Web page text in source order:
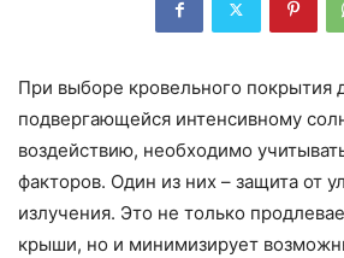
При выборе кровельного покрытия
подвергающейся интенсивному
воздействию, необходимо
факторов. Один из них – защита от
излучения. Это не только
крыши, но и минимизирует